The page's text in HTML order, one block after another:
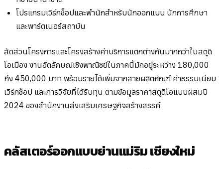
โปรแกรมเวิร์กช็อปและพำนักสำหรับนักออกแบบ นักการศึกษา
และพาร์ตเนอร์สถาบัน
สัดส่วนโครงการและโครงสร้างค่าบริการแตกต่างกันมากกว่าในสตูดิ
โอเมือง งานอัตลักษณ์เชิงพาณิชย์ในภาคนี้มักอยู่ระหว่าง 180,000
ถึง 450,000 บาท พร้อมรายได้เพิ่มจากสายผลิตภัณฑ์ ค่าธรรมเนียม
เวิร์กช็อป และการวิจัยที่ได้รับทุน ตามข้อมูลราคาสตูดิโอแบบผสมปี
2024 ของสำนักงานส่งเสริมเศรษฐกิจสร้างสรรค์
คลัสเตอร์ออกแบบย่านแม่ริม เชียงใหม่